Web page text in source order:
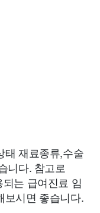
태 재료종류,수술
니다. 참고로
는 급여진료 임
보시면 좋습니다.